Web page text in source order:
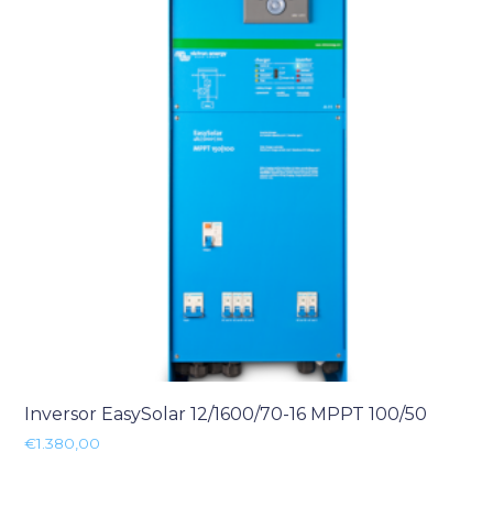
Inversor EasySolar 12/1600/70-16 MPPT 100/50
€1.380,00